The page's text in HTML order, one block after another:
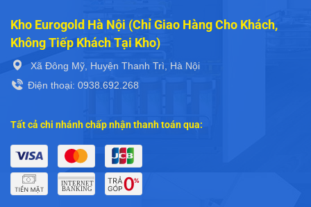
Kho Eurogold Hà Nội (Chỉ Giao Hàng Cho Khách,
Không Tiếp Khách Tại Kho)
Xã Đông Mỹ, Huyện Thanh Trì, Hà Nội
Điện thoại: 0938.692.268
Tất cả chi nhánh chấp nhận thanh toán qua: